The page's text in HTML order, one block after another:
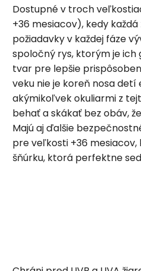
Dostupné v troch
+36 mesiacov), kedy
požiadavky v každej fáze
spoločný rys, ktorým je
tvar pre lepšie
veku nie je koreň nosa detí
akýmikoľvek okuliarmi z
behať a skákať bez obáv,
Majú aj ďalšie
pre veľkosti +36
šňúrku, ktorá perfektne